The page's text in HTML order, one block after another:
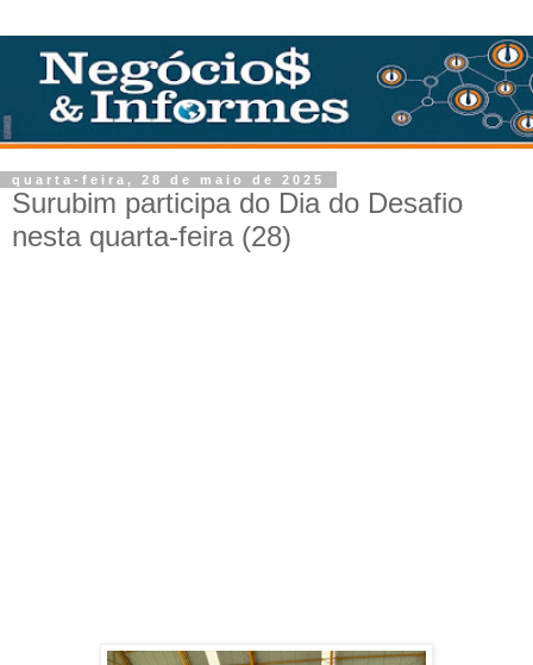
quarta-feira, 28 de maio de 2025
Surubim participa do Dia do Desafio
nesta quarta-feira (28)